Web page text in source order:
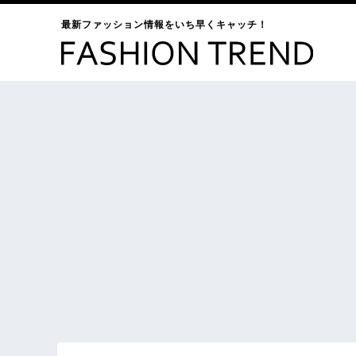
最新ファッション情報をいち早くキャッチ！